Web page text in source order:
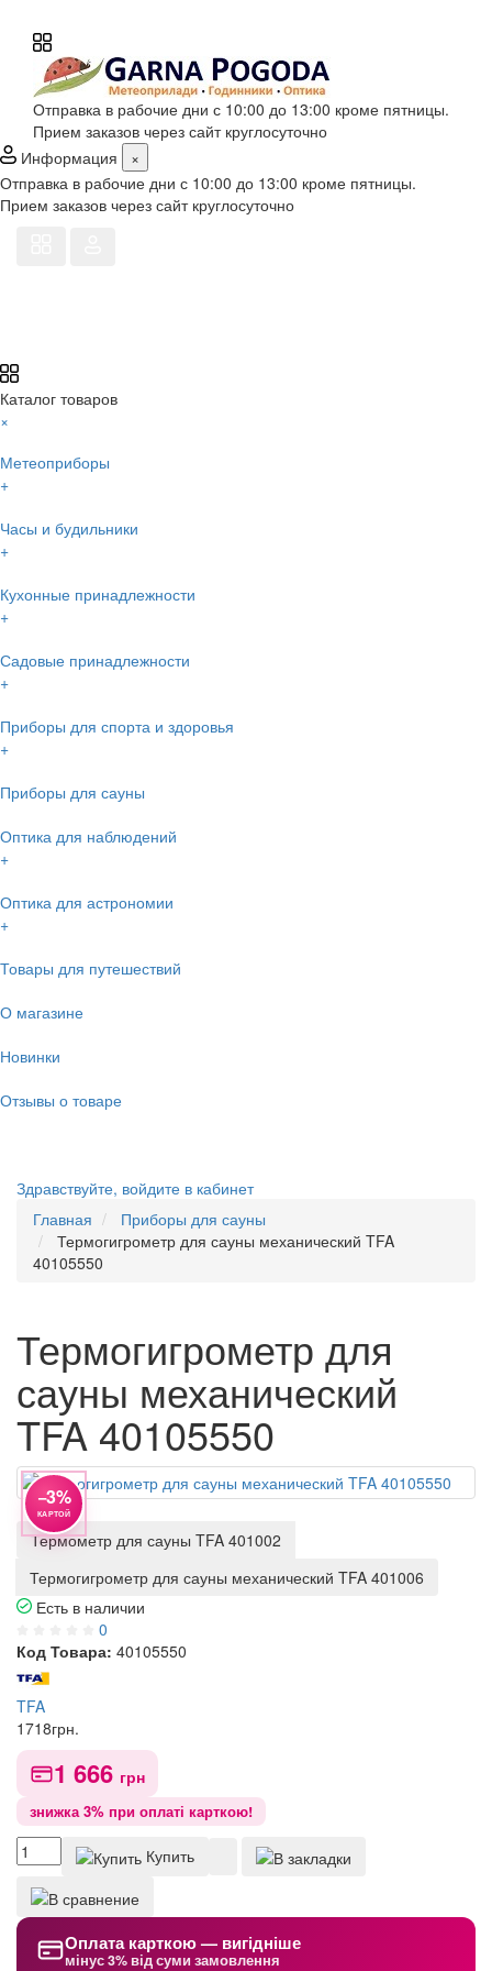
Отправка в рабочие дни с 10:00 до 13:00 кроме пятницы.
Прием заказов через сайт круглосуточно
Информация
×
Отправка в рабочие дни с 10:00 до 13:00 кроме пятницы.
Прием заказов через сайт круглосуточно
Каталог товаров
×
Метеоприборы
+
Часы и будильники
+
Кухонные принадлежности
+
Садовые принадлежности
+
Приборы для спорта и здоровья
+
Приборы для сауны
Оптика для наблюдений
+
Оптика для астрономии
+
Товары для путешествий
О магазине
Новинки
Отзывы о товаре
Здравствуйте, войдите в кабинет
Главная
Приборы для сауны
Термогигрометр для сауны механический TFA
40105550
Термогигрометр для
сауны механический
TFA 40105550
−3%
КАРТОЙ
Термометр для сауны TFA 401002
Термогигрометр для сауны механический TFA 401006
Есть в наличии
0
Код Товара: 40105550
TFA
1718грн.
1 666 грн
знижка 3% при оплаті карткою!
Купить
Оплата карткою — вигідніше
мінус 3% від суми замовлення